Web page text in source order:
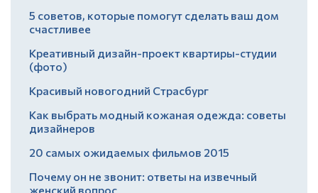
5 советов, которые помогут сделать ваш дом
счастливее
Креативный дизайн-проект квартиры-студии
(фото)
Красивый новогодний Страсбург
Как выбрать модный кожаная одежда: советы
дизайнеров
20 самых ожидаемых фильмов 2015
Почему он не звонит: ответы на извечный
женский вопрос